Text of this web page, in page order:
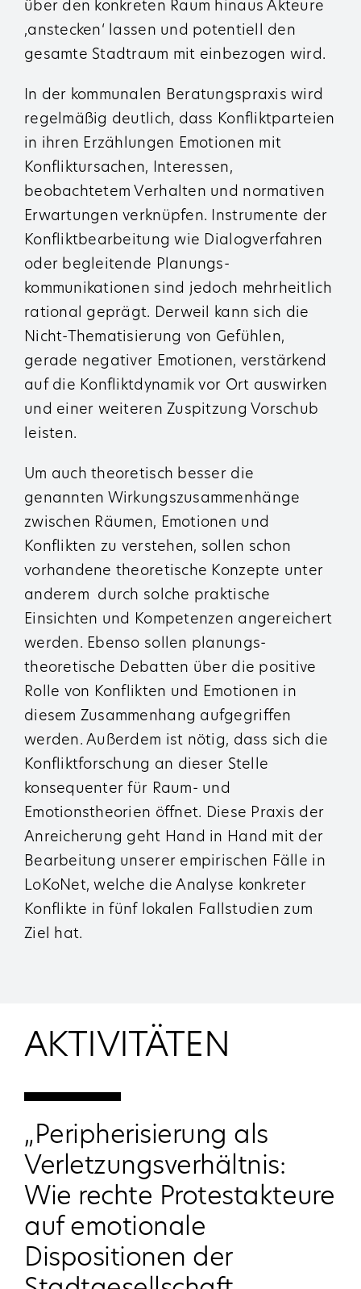
über den konkreten Raum hinaus Akteure
,anstecken‘ lassen und potentiell den
gesamte Stadtraum mit einbezogen wird.
In der kommunalen Beratungspraxis wird
regelmäßig deutlich, dass Konfliktparteien
in ihren Erzählungen Emotionen mit
Konfliktursachen, Interessen,
beobachtetem Verhalten und normativen
Erwartungen verknüpfen. Instrumente der
Konflikt­bearbeitung wie Dialogverfahren
oder begleitende Planungs­
kommunikationen sind jedoch mehrheitlich
rational geprägt. Derweil kann sich die
Nicht-Thematisierung von Gefühlen,
gerade negativer Emotionen, verstärkend
auf die Konflikt­dynamik vor Ort auswirken
und einer weiteren Zuspitzung Vorschub
leisten.
Um auch theoretisch besser die
genannten Wirkungs­zusammenhänge
zwischen Räumen, Emotionen und
Konflikten zu verstehen, sollen schon
vorhandene theoretische Konzepte unter
anderem durch solche praktische
Einsichten und Kompetenzen angereichert
werden. Ebenso sollen planungs­
theoretische Debatten über die positive
Rolle von Konflikten und Emotionen in
diesem Zusammenhang aufgegriffen
werden. Außerdem ist nötig, dass sich die
Konfliktforschung an dieser Stelle
konsequenter für Raum- und
Emotionstheorien öffnet. Diese Praxis der
Anreicherung geht Hand in Hand mit der
Bearbeitung unserer empirischen Fälle in
LoKoNet, welche die Analyse konkreter
Konflikte in fünf lokalen Fallstudien zum
Ziel hat.
AKTIVITÄTEN
„Peripherisierung als
Verletzungsverhältnis:
Wie rechte Protestakteure
auf emotionale
Dispositionen der